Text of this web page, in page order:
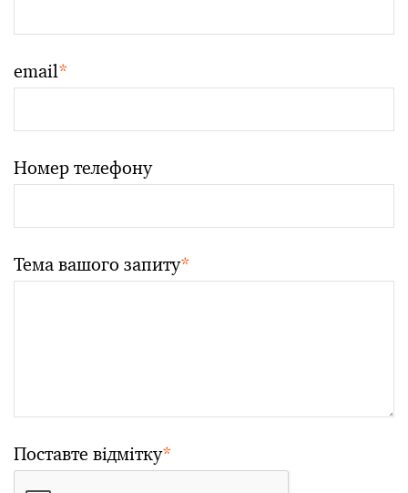
email*
Номер телефону
Тема вашого запиту*
Поставте відмітку*